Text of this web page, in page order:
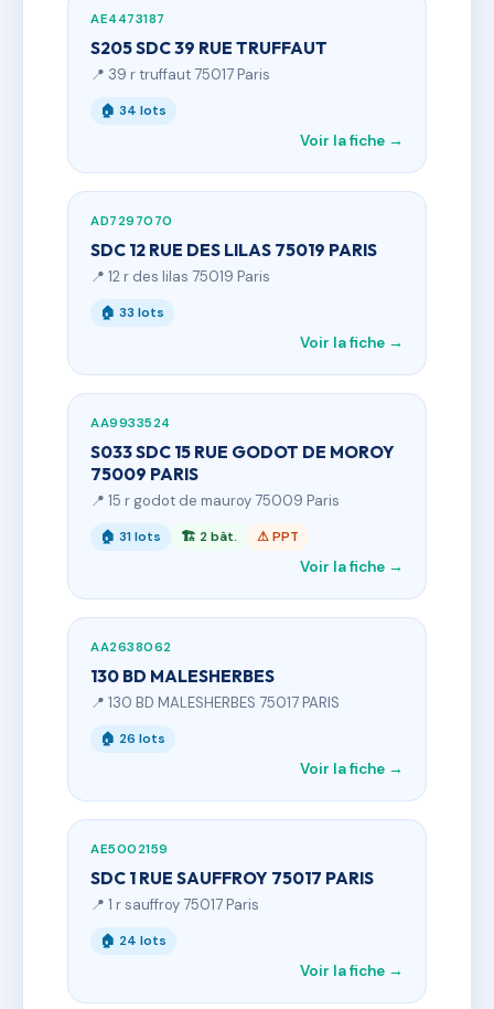
AE4473187
S205 SDC 39 RUE TRUFFAUT
📍 39 r truffaut 75017 Paris
🏠 34 lots
Voir la fiche →
AD7297070
SDC 12 RUE DES LILAS 75019 PARIS
📍 12 r des lilas 75019 Paris
🏠 33 lots
Voir la fiche →
AA9933524
S033 SDC 15 RUE GODOT DE MOROY
75009 PARIS
📍 15 r godot de mauroy 75009 Paris
🏠 31 lots 🏗 2 bât. ⚠ PPT
Voir la fiche →
AA2638062
130 BD MALESHERBES
📍 130 BD MALESHERBES 75017 PARIS
🏠 26 lots
Voir la fiche →
AE5002159
SDC 1 RUE SAUFFROY 75017 PARIS
📍 1 r sauffroy 75017 Paris
🏠 24 lots
Voir la fiche →